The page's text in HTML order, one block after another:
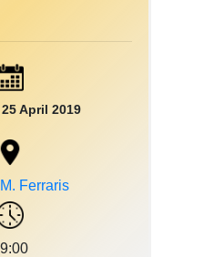
April 2019
Ferraris